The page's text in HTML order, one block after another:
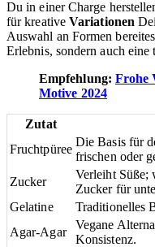
Du in einer Charge
für kreativeVariationen
Auswahl an Formen
Erlebnis, sondern auch
Empfehlung: Frohe
Motive 2024
Zutat
Fruchtpüree
Die Basis für
frischen oder
Zucker
Verleiht Süße;
Zucker für
Gelatine
Traditionelles
Agar-Agar
Vegane
Konsistenz.